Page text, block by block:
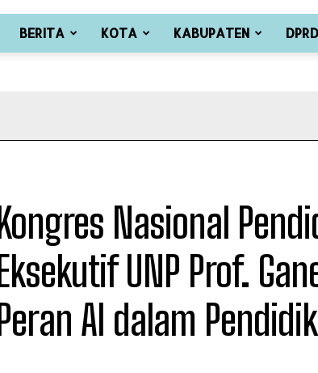
BERITA KOTA KABUPATEN DPRD
Kongres Nasional
Eksekutif UNP Prof.
Peran AI dalam